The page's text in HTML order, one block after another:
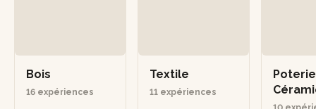
Bois
16 expériences
Textile
11 expériences